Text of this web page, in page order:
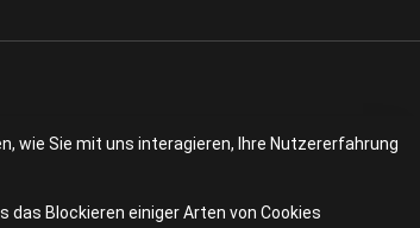
wie Sie mit uns interagieren, Ihre Nutzererfahrung
das Blockieren einiger Arten von Cookies